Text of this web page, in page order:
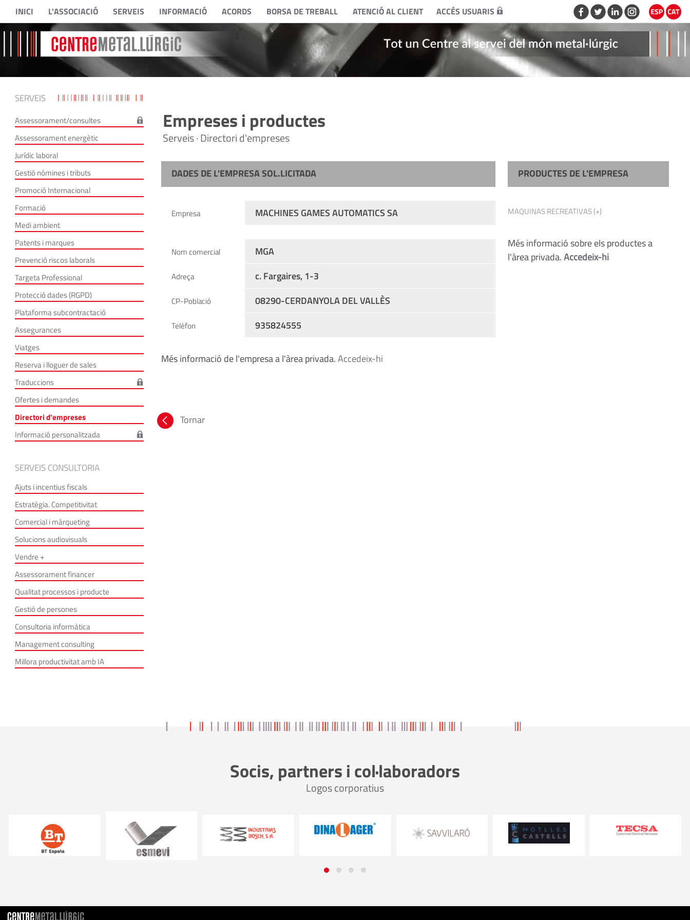
INICI L'ASSOCIACIÓ SERVEIS INFORMACIÓ ACORDS BORSA DE TREBALL ATENCIÓ AL CLIENT ACCÉS USUARIS
SERVEIS
Assessorament/consultes
Assessorament energètic
Jurídic laboral
Gestió nòmines i tributs
Promoció Internacional
Formació
Medi ambient
Patents i marques
Prevenció riscos laborals
Targeta Professional
Protecció dades (RGPD)
Plataforma subcontractació
Assegurances
Viatges
Reserva i lloguer de sales
Traduccions
Ofertes i demandes
Directori d'empreses
Informació personalitzada
SERVEIS CONSULTORIA
Ajuts i incentius fiscals
Estratègia. Competitivitat
Comercial i màrqueting
Solucions audiovisuals
Vendre +
Assessorament financer
Qualitat processos i producte
Gestió de persones
Consultoria informàtica
Management consulting
Millora productivitat amb IA
Empreses i productes
Serveis · Directori d'empreses
DADES DE L'EMPRESA SOL.LICITADA
Empresa MACHINES GAMES AUTOMATICS SA
Nom comercial MGA
Adreça c. Fargaires, 1-3
CP-Població 08290-CERDANYOLA DEL VALLÈS
Telèfon 935824555
Més informació de l'empresa a l'àrea privada.Accedeix-hi
PRODUCTES DE L'EMPRESA
MAQUINAS RECREATIVAS (+)
Més informació sobre els productes a
l'àrea privada.Accedeix-hi
Tornar
Socis, partners i col·laboradors
Logos corporatius